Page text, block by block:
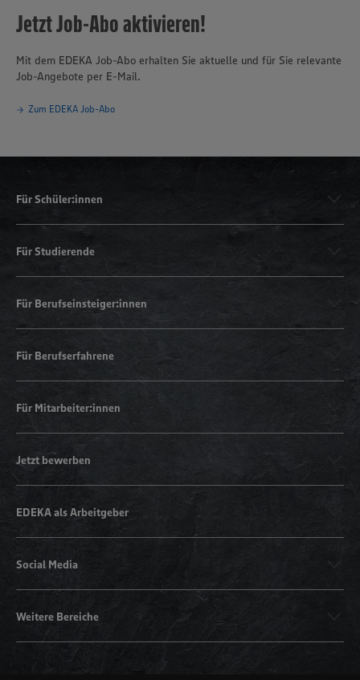
Jetzt Job-Abo aktivieren!
Mit dem EDEKA Job-Abo erhalten Sie aktuelle und für Sie relevante
Job-Angebote per E-Mail.
Zum EDEKA Job-Abo
Für Schüler:innen
Für Studierende
Für Berufseinsteiger:innen
Für Berufserfahrene
Für Mitarbeiter:innen
Jetzt bewerben
EDEKA als Arbeitgeber
Social Media
Weitere Bereiche